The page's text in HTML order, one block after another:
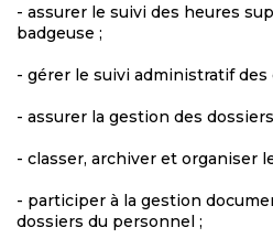
- assurer le suivi des heures
badgeuse ;
- gérer le suivi administratif des
- assurer la gestion des
- classer, archiver et organiser
- participer à la gestion
dossiers du personnel ;